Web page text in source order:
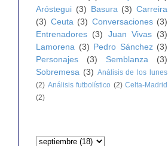
Aróstegui (3) Basura (3) Carreira
(3) Ceuta (3) Conversaciones (3)
Entrenadores (3) Juan Vivas
(3)
Lamorena (3) Pedro Sánchez (3)
Personajes
(3) Semblanza
(3)
Sobremesa (3) Análisis de los lunes
(2) Análisis futbolístico (2) Celta-Madrid
(2)